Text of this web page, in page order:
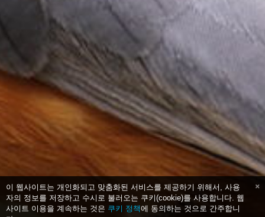
이 웹사이트는 개인화되고 맞춤화된 서비스를 제공하기 위해서, 사용
자의 정보를 저장하고 수시로 불러오는 쿠키(cookie)를 사용합니다. 웹
사이트 이용을 계속하는 것은 쿠키 정책에 동의하는 것으로 간주합니